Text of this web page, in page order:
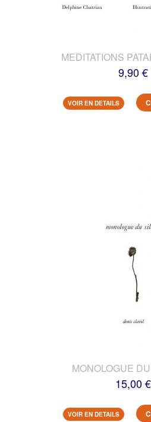
MEDITATIONS
9,90 €
VOIR EN DETAILS
MONOLOGUE
15,00 €
VOIR EN DETAILS